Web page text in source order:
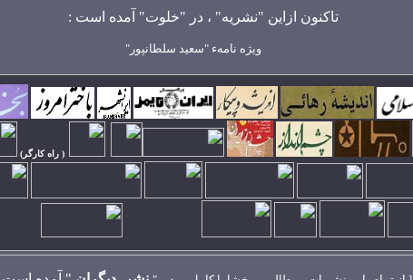
تاکنون ازاين "نشريه" ، در "خلوت" آمده است :
ويژه نامهء "سعيد سلطانپور"
( راه کارگر)